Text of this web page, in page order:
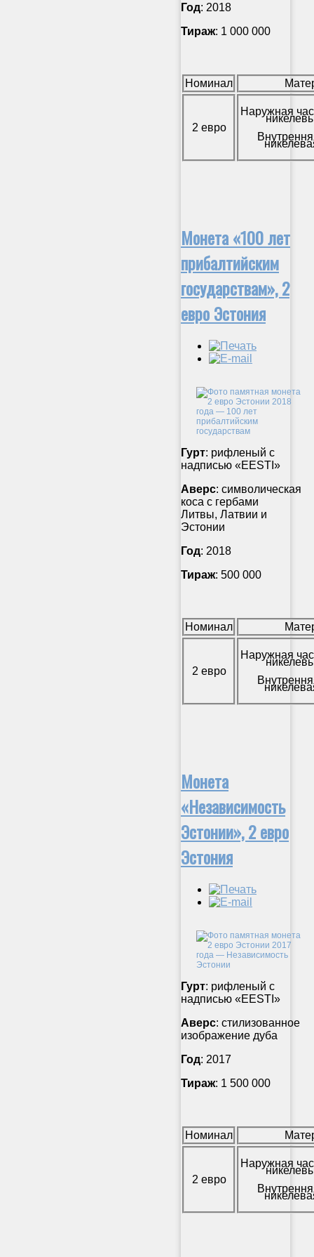
Год: 2018
Тираж: 1 000 000
Номинал
2 евро
Наружная
Монета «100 лет
прибалтийским
государствам», 2
евро Эстония
Гурт: рифленый с
надписью «EESTI»
Аверс: символическая
коса с гербами
Литвы, Латвии и
Эстонии
Год: 2018
Тираж: 500 000
Номинал
2 евро
Наружная
Монета
«Независимость
Эстонии», 2 евро
Эстония
Гурт: рифленый с
надписью «EESTI»
Аверс: стилизованное
изображение дуба
Год: 2017
Тираж: 1 500 000
Номинал
2 евро
Наружная